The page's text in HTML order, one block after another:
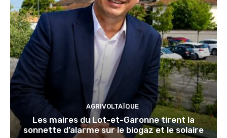
AGRIVOLTAÏQUE
Les maires du Lot-et-Garonne tirent la
sonnette d’alarme sur le biogaz et le solaire